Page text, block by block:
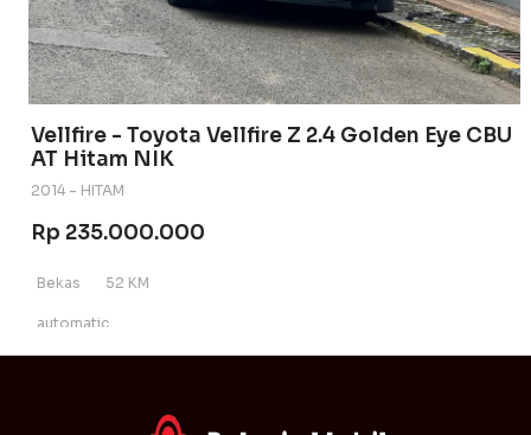
Vellfire - Toyota Vellfire Z 2.4 Golden Eye CBU
AT Hitam NIK
2014 - HITAM
Rp 235.000.000
Bekas 52 KM
automatic